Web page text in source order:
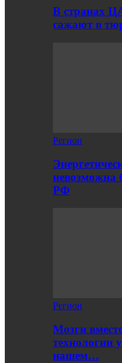
В странах
сажают в
Регион
невозможна
РФ
Регион
Мозги
технологии
нашем…